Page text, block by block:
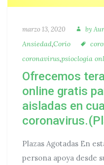
Publicado
marzo 13, 2020 by
Ansiedad,Corio
coronavirus,psioclogía
Ofrecemos
online gratis
aisladas en
Plazas Agotadas En
persona apoya desde